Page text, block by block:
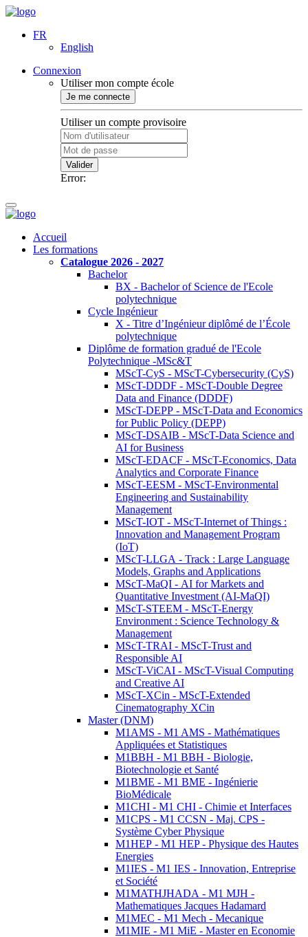
FR
English
Connexion
Utiliser mon compte école
Je me connecte
Utiliser un compte provisoire
Valider
Error:
Accueil
Les formations
Catalogue 2026 - 2027
Bachelor
BX - Bachelor of Science de l'Ecole
polytechnique
Cycle Ingénieur
X - Titre d’Ingénieur diplômé de l’École
polytechnique
Diplôme de formation gradué de l'Ecole
Polytechnique -MSc&T
MScT-CyS - MScT-Cybersecurity (CyS)
MScT-DDDF - MScT-Double Degree
Data and Finance (DDDF)
MScT-DEPP - MScT-Data and Economics
for Public Policy (DEPP)
MScT-DSAIB - MScT-Data Science and
AI for Business
MScT-EDACF - MScT-Economics, Data
Analytics and Corporate Finance
MScT-EESM - MScT-Environmental
Engineering and Sustainability
Management
MScT-IOT - MScT-Internet of Things :
Innovation and Management Program
(IoT)
MScT-LLGA - Track : Large Language
Models, Graphs and Applications
MScT-MaQI - AI for Markets and
Quantitative Investment (AI-MaQI)
MScT-STEEM - MScT-Energy
Environment : Science Technology &
Management
MScT-TRAI - MScT-Trust and
Responsible AI
MScT-ViCAI - MScT-Visual Computing
and Creative AI
MScT-XCin - MScT-Extended
Cinematography XCin
Master (DNM)
M1AMS - M1 AMS - Mathématiques
Appliquées et Statistiques
M1BBH - M1 BBH - Biologie,
Biotechnologie et Santé
M1BME - M1 BME - Ingénierie
BioMédicale
M1CHI - M1 CHI - Chimie et Interfaces
M1CPS - M1 CCSN - Maj. CPS -
Système Cyber Physique
M1HEP - M1 HEP - Physique des Hautes
Energies
M1IES - M1 IES - Innovation, Entreprise
et Société
M1MATHJHADA - M1 MJH -
Mathematiques Jacques Hadamard
M1MEC - M1 Mech - Mecanique
M1MIE - M1 MiE - Master en Economie